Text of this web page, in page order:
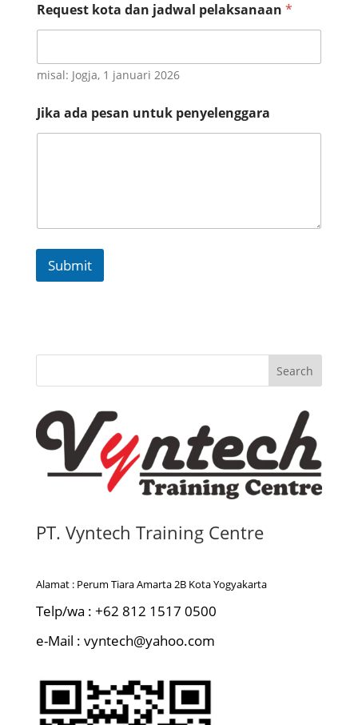
a
r
Request kota dan jadwal pelaksanaan *
misal: Jogja, 1 januari 2026
Jika ada pesan untuk penyelenggara
Submit
Search
PT. Vyntech Training Centre
Alamat : Perum Tiara Amarta 2B Kota Yogyakarta
Telp/wa : +62 812 1517 0500
e-Mail : vyntech@yahoo.com